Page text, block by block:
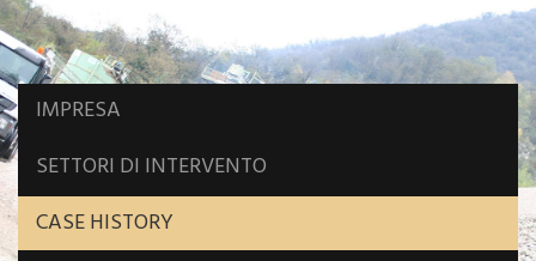
IMPRESA
SETTORI DI INTERVENTO
CASE HISTORY